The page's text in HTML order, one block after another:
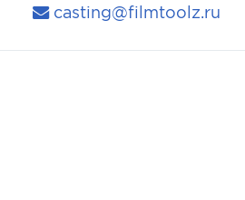
casting@filmtoolz.ru